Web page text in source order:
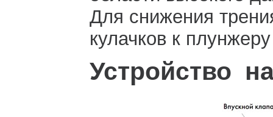
Для снижения
кулачков к
Устройство